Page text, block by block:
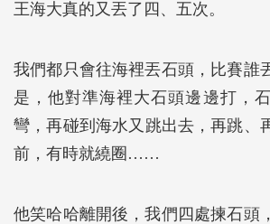
王海大真的又丟了四、五次。
我們都只會往海裡丟石頭，比賽誰
是，他對準海裡大石頭邊邊打，
彎，再碰到海水又跳出去，再跳
前，有時就繞圈……
他笑哈哈離開後，我們四處揀石頭